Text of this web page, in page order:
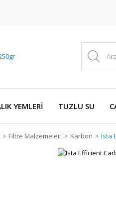
YEMLERİ TUZLU SU
Filtre Malzemeleri Karbon Ista